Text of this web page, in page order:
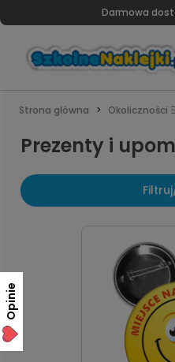
Darmowa
Strona główna Okoliczności
Prezenty i
Opinie